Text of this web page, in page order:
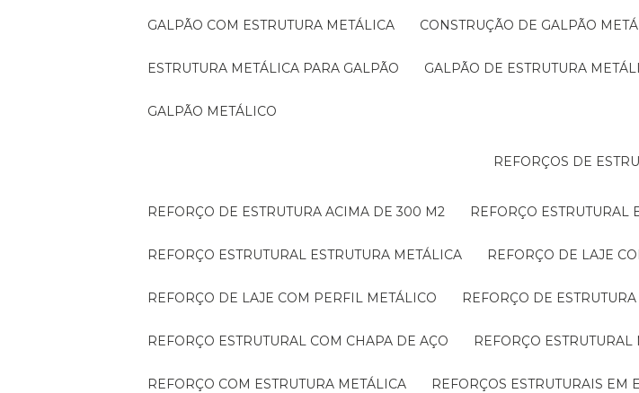
GALPÃO COM ESTRUTURA METÁLICA CONSTRUÇÃO DE GALPÃO
ESTRUTURA METÁLICA PARA GALPÃO GALPÃO DE ESTRUTURA
GALPÃO METÁLICO
REFORÇOS DE
REFORÇO DE ESTRUTURA ACIMA DE 300 M2 REFORÇO
REFORÇO ESTRUTURAL ESTRUTURA METÁLICA REFORÇO DE LAJE
REFORÇO DE LAJE COM PERFIL METÁLICO REFORÇO DE
REFORÇO ESTRUTURAL COM CHAPA DE AÇO REFORÇO
REFORÇO COM ESTRUTURA METÁLICA REFORÇOS ESTRUTURAIS